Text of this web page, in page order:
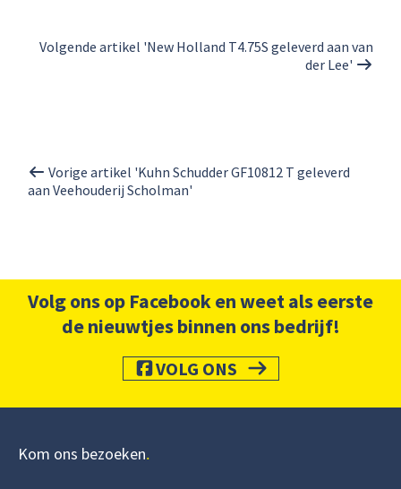
Volgende artikel 'New Holland T4.75S geleverd aan van
der Lee'
Vorige artikel 'Kuhn Schudder GF10812 T geleverd
aan Veehouderij Scholman'
Volg ons op Facebook en weet als eerste
de nieuwtjes binnen ons bedrijf!
VOLG ONS
Kom ons bezoeken